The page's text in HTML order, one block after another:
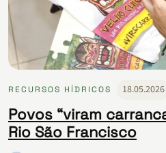
RECURSOS HÍDRICOS 18.05.2026
Povos “viram
Rio São Francisco